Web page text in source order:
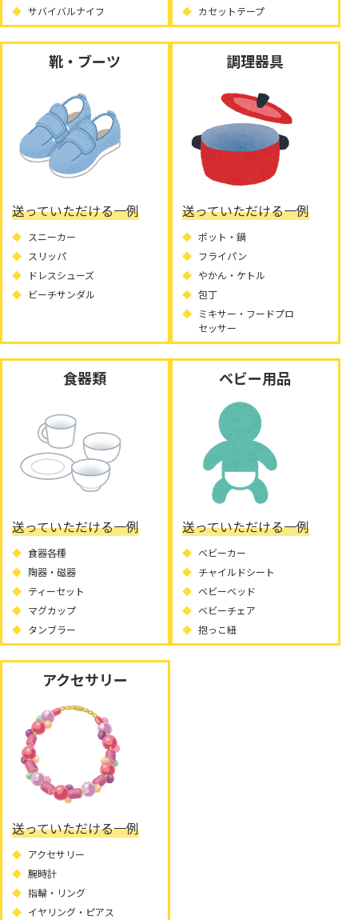
サバイバルナイフ
カセットテープ
靴・ブーツ
送っていただける一例
スニーカー
スリッパ
ドレスシューズ
ビーチサンダル
調理器具
送っていただける一例
ポット・鍋
フライパン
やかん・ケトル
包丁
ミキサー・フードプロ
セッサー
食器類
送っていただける一例
食器各種
陶器・磁器
ティーセット
マグカップ
タンブラー
ベビー用品
送っていただける一例
ベビーカー
チャイルドシート
ベビーベッド
ベビーチェア
抱っこ紐
アクセサリー
送っていただける一例
アクセサリー
腕時計
指輪・リング
イヤリング・ピアス